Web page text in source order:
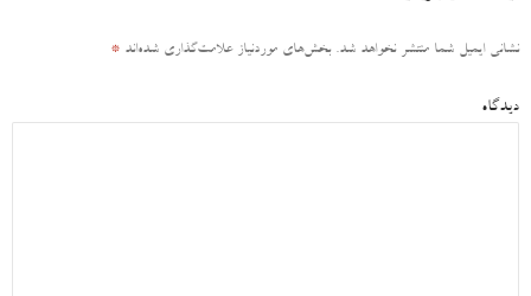
نشانی ایمیل شما منتشر نخواهد شد. بخش‌های موردنیاز علامت‌گذاری شده‌اند *
دیدگاه